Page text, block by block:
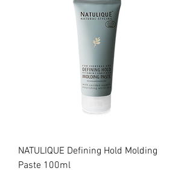
NATULIQUE Defining Hold Molding
Paste 100ml